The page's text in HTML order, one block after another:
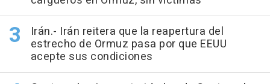
Irán.- Irán reitera que la reapertura del
estrecho de Ormuz pasa por que EEUU
acepte sus condiciones